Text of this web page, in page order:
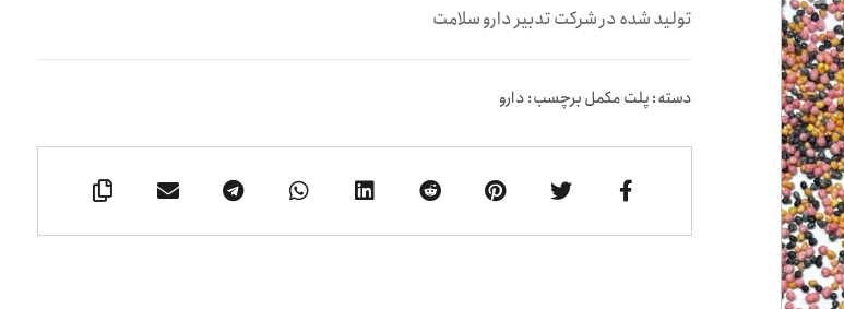
تولید شده در شرکت تدبیر دارو سلامت
دسته:پلت مکملبرچسب:دارو